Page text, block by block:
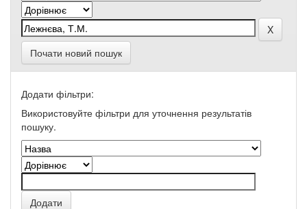
Почати новий пошук
Додати фільтри:
Використовуйте фільтри для уточнення результатів
пошуку.